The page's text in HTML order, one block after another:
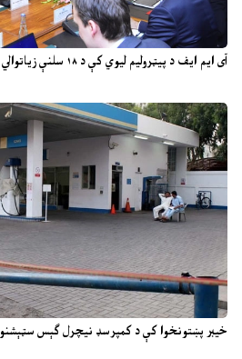
آی ایم ایف د پیټرولیم لیوي کې د ۱۸ سلنې زیاتوالي او نوو مالیو سپارښتنه کړې
خیبر پښتونخوا کې د کمپرسډ نیچرل ګېس